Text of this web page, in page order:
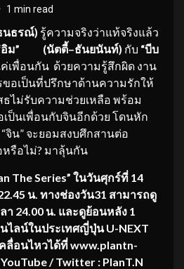
1 min read
นธรณ์) รู้ความจริงว่าแท้จริงแล้ว
อิม” (นัตตี้–ธันยนันท์) กับ “บีบ
ค่เพื่อนกัน ด้วยความรู้สึกผิด งาน
ขอเป็นที่ปรึกษาด้านความรักให้
ไม่รับความช่วยเหลือ พร้อม
ป็นเพื่อนกับจินอีกด้วย โดนหัก
น” จะยอมสงบศึกสานต่อ
หรือไม่? มาลุ้นกัน
The Series” ในวันศุกร์ที่ 14
น. ทางช่องวัน31 สามารถดู
า 24.00 น. และดูย้อนหลัง 1
ไลน์ในประเทศญี่ปุ่น U-NEXT
ลื่อนไหวได้ที่ www.plantn-
/ Twitter : PlanT.N